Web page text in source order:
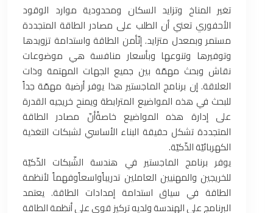
تغير المناخ وتزايد السكان ومحدودية موارد الوقود
الأحفوري تعني أن الطلب على مصادر الطاقة المتجددة
مستمر وبمعدل متزايد. إنّأمن الطاقة واستدامة تزويدها
وتوفيرها وتنوعها وبأسعار منافسة هي موضوعات
نقاش وبحث مهمّة بين جميع الجهات المهتمة وذات
العلاقة. إن برنامج الماجستير هذا يوفر أرضية مهمّة جداً
للبحث في هذه المواضيع المترابطة ويمنح خريجيه القدرة
على إدارة هذه المواضيع خاصةًأنّ مصادر الطاقة
المتجددة تشكل حقيقة البناء الأساسي لشبكات التغذية
الكهربائيّة الذّكيّة.
يوفر برنامج الماجستير في هندسة الشّبكات الذّكيّة
للخريجين والمهنيين العاملين تدريباًواسعاًوفهماً لأنظمة
الطاقة في سياق استدامة إمدادات الطاقة. يعتمد
البرنامج على الهندسة ولديه تركيز قوي على أنظمة الطاقة